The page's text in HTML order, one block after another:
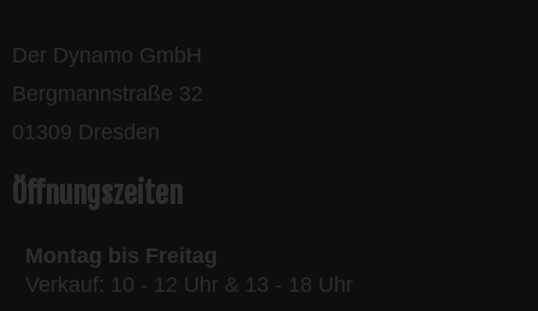
Der Dynamo GmbH
Bergmannstraße 32
01309 Dresden
Öffnungszeiten
Montag bis Freitag
Verkauf: 10 - 12 Uhr & 13 - 18 Uhr